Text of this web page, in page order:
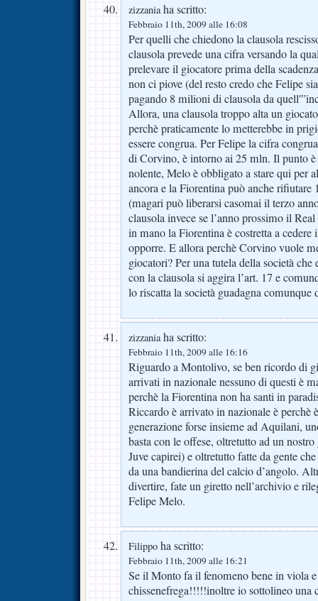
zizzaniaha scritto:
Febbraio 11th, 2009 alle 16:08
Per quelli che chiedono la clausola
clausola prevede una cifra versando la
prelevare il giocatore prima della
non ci piove (del resto credo che Felipe
pagando 8 milioni di clausola da
Allora, una clausola troppo alta un
perchè praticamente lo metterebbe in
essere congrua. Per Felipe la cifra
di Corvino, è intorno ai 25 mln. Il punto è
nolente, Melo è obbligato a stare qui per
ancora e la Fiorentina può anche
(magari può liberarsi casomai il terzo
clausola invece se l’anno prossimo il
in mano la Fiorentina è costretta a cedere
opporre. E allora perchè Corvino vuole
giocatori? Per una tutela della società
con la clausola si aggira l’art. 17 e
lo riscatta la società guadagna comunque
zizzaniaha scritto:
Febbraio 11th, 2009 alle 16:16
Riguardo a Montolivo, se ben ricordo di
arrivati in nazionale nessuno di questi è
perchè la Fiorentina non ha santi in
Riccardo è arrivato in nazionale è perchè
generazione forse insieme ad Aquilani,
basta con le offese, oltretutto ad un
Juve capirei) e oltretutto fatte da gente
da una bandierina del calcio d’angolo.
divertire, fate un giretto nell’archivio e
Felipe Melo.
Filippo ha scritto:
Febbraio 11th, 2009 alle 16:21
Se il Monto fa il fenomeno bene in viola
chissenefrega!!!!!inoltre io sottolineo